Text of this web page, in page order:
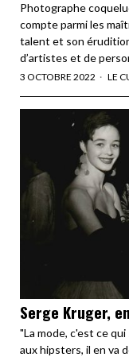
Photographe
compte parmi les
talent et son
d’artistes et de
3 OCTOBRE 2022 LE
Serge Kruger,
"La mode, c'est ce
aux hipsters, il en va